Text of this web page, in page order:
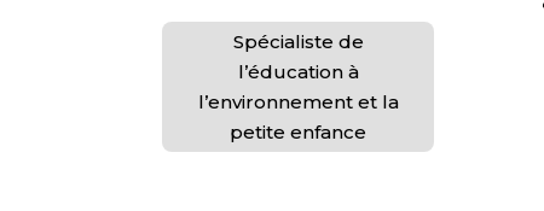
Spécialiste de
l’éducation à
l’environnement et la
petite enfance